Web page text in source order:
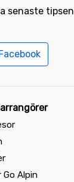
senaste tipsen
Go Alpin